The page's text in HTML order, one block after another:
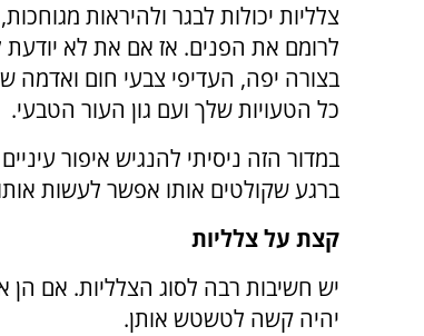
צלליות יכולות לבגר ולהיראות
לרומם את הפנים. אז אם את לא
בצורה יפה, העדיפי צבעי חום ואדמה
כל הטעויות שלך ועם גון העור הטבעי.
במדור הזה ניסיתי להנגיש איפור
ברגע שקולטים אותו אפשר לעשות
קצת על צלליות
יש חשיבות רבה לסוג הצלליות. אם הן
יהיה קשה לטשטש אותן.